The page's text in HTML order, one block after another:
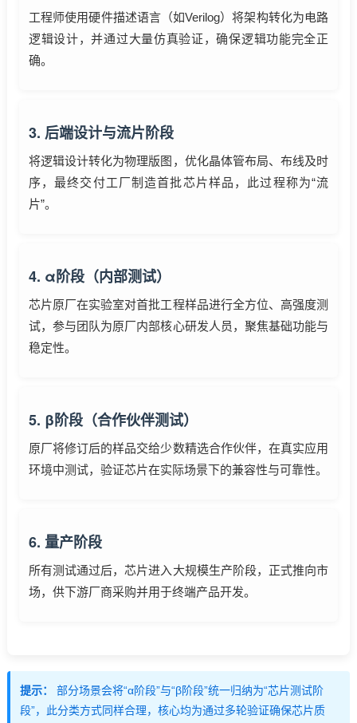
工程师使用硬件描述语言（如Verilog）将架构转化为电路
逻辑设计，并通过大量仿真验证，确保逻辑功能完全正
确。
3. 后端设计与流片阶段
将逻辑设计转化为物理版图，优化晶体管布局、布线及时
序，最终交付工厂制造首批芯片样品，此过程称为“流
片”。
4. α阶段（内部测试）
芯片原厂在实验室对首批工程样品进行全方位、高强度测
试，参与团队为原厂内部核心研发人员，聚焦基础功能与
稳定性。
5. β阶段（合作伙伴测试）
原厂将修订后的样品交给少数精选合作伙伴，在真实应用
环境中测试，验证芯片在实际场景下的兼容性与可靠性。
6. 量产阶段
所有测试通过后，芯片进入大规模生产阶段，正式推向市
场，供下游厂商采购并用于终端产品开发。
提示：
部分场景会将“α阶段”与“β阶段”统一归纳为“芯片测试阶
段”，此分类方式同样合理，核心均为通过多轮验证确保芯片质